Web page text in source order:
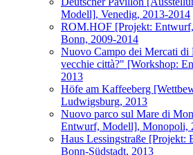
Modell], Venedig, 2013-2014
ROM.HOF [Projekt:
Bonn, 2009-2014
Nuovo Campo dei Mercati di
vecchie città?" [Workshop:
2013
Höfe am Kaffeeberg
Ludwigsburg, 2013
Nuovo parco sul Mare di
Entwurf, Modell], Monopoli,
Haus Lessingstraße [Projekt:
Bonn-Südstadt, 2013